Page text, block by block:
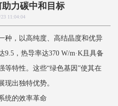
力碳中和目标
23 11:04:04
，以高纯度、高结晶度和优异
，热导率达370 W/m·K且具备
等特性。这些“绿色基因”使其在
现出独特优势。
的效率革命